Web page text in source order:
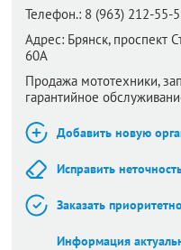
Телефон.: 8 (963) 212-55-
Адрес: Брянск, проспект
60А
Продажа мототехники,
гарантийное
Добавить новую
Исправить
Заказать
Информация